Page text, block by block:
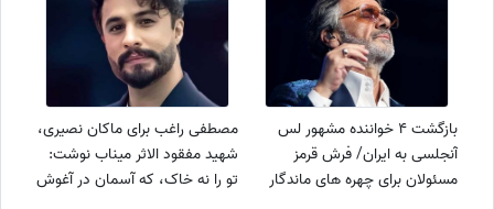
معصومه، اما...
بازگشت 4 خواننده مشهور لس
آنجلسی به ایران/ فرش قرمز
مسئولان برای چهره های ماندگار
مصطفی راغب برای ماکان نصیری،
شهید مفقود الاثر میناب نوشت:
تو را نه خاک، که آسمان در آغوش